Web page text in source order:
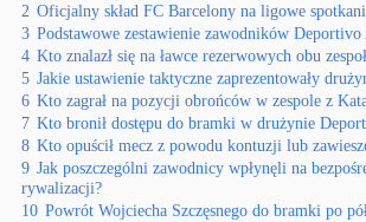
2 Oficjalny skład FC Barcelony na ligowe
3 Podstawowe zestawienie zawodników Deportivo
4 Kto znalazł się na ławce rezerwowych obu
5 Jakie ustawienie taktyczne zaprezentowały
6 Kto zagrał na pozycji obrońców w zespole z
7 Kto bronił dostępu do bramki w drużynie
8 Kto opuścił mecz z powodu kontuzji lub
9 Jak poszczególni zawodnicy wpłynęli na
rywalizacji?
10 Powrót Wojciecha Szczęsnego do bramki po